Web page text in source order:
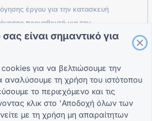
έργου για την κατασκευή
προμηθευτή για την
Υπηρεσιών για Υπηρεσίες κοινής
πελατών
ΕΤΑΙΡΕΊΑ
είναι σημαντικό για
για να βελτιώσουμε την
αναλύσουμε τη χρήση του ιστότοπου
το περιεχόμενο και τις
κλικ στο 'Αποδοχή όλων των
με τη χρήση μη απαραίτητων